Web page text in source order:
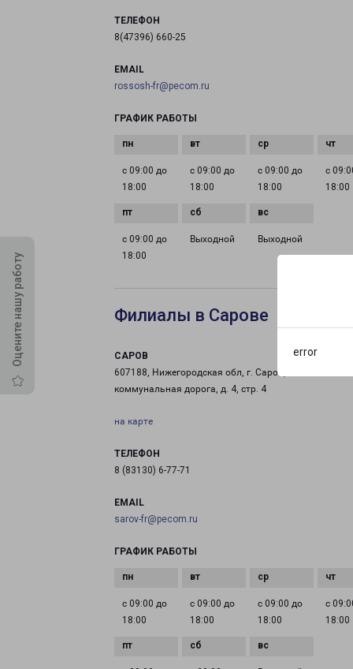
error
Оцените нашу работу
ТЕЛЕФОН
8(47396) 660-25
EMAIL
rossosh-fr@pecom.ru
ГРАФИК РАБОТЫ
с 09:00 до
18:00
с 09:00 до
18:00
с 09:00 до
18:00
с
18:00
с 09:00 до
18:00
Выходной Выходной
Филиалы в Сарове
САРОВ
607188, Нижегородская обл, г. Саров, Малая
коммунальная дорога, д. 4, стр. 4
на карте
ТЕЛЕФОН
8 (83130) 6-77-71
EMAIL
sarov-fr@pecom.ru
ГРАФИК РАБОТЫ
с 09:00 до
18:00
с 09:00 до
18:00
с 09:00 до
18:00
с
18:00